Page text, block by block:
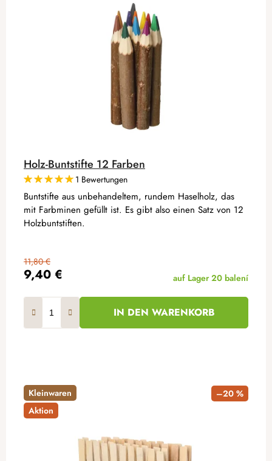
Holz-Buntstifte 12 Farben
1 Bewertungen
9,40 €
11,80 €
auf Lager 20 balení
IN DEN WARENKORB
Buntstifte aus unbehandeltem, rundem Haselholz, das
mit Farbminen gefüllt ist. Es gibt also einen Satz von 12
Holzbuntstiften.
Kleinwaren
Aktion
–20 %